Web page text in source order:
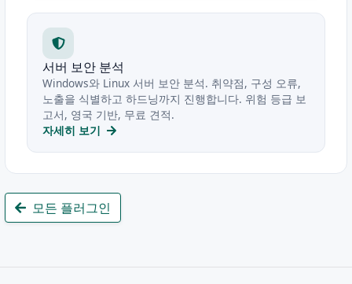
서버 보안 분석
Windows와 Linux 서버 보안 분석. 취약점, 구성 오류,
노출을 식별하고 하드닝까지 진행합니다. 위험 등급 보
고서, 영국 기반, 무료 견적.
자세히 보기
모든 플러그인